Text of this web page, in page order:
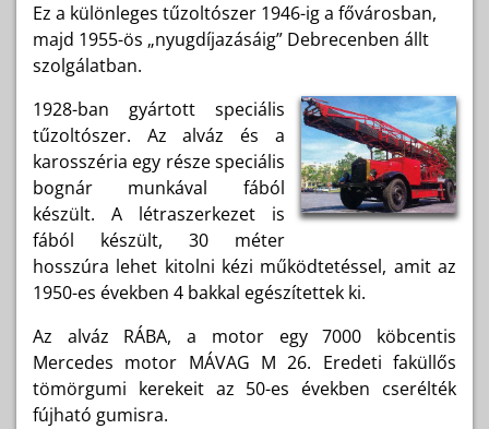
Ez a különleges tűzoltószer 1946-ig a fővárosban,
majd 1955-ös „nyugdíjazásáig” Debrecenben állt
szolgálatban.
1928-ban gyártott speciális
tűzoltószer. Az alváz és a
karosszéria egy része speciális
bognár munkával fából
készült. A létraszerkezet is
fából készült, 30 méter
hosszúra lehet kitolni kézi működtetéssel, amit az
1950-es években 4 bakkal egészítettek ki.
Az alváz RÁBA, a motor egy 7000 köbcentis
Mercedes motor MÁVAG M 26. Eredeti faküllős
tömörgumi kerekeit az 50-es években cserélték
fújható gumisra.